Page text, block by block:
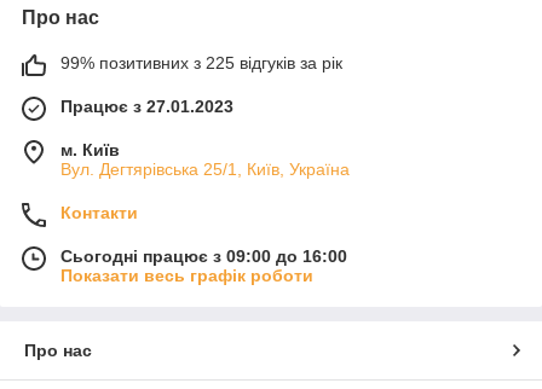
Про нас
99% позитивних з 225 відгуків за рік
Працює з 27.01.2023
м. Київ
Вул. Дегтярівська 25/1, Київ, Україна
Контакти
Сьогодні працює з 09:00 до 16:00
Показати весь графік роботи
Про нас